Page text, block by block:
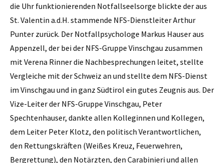
die Uhr funktionierenden Notfallseelsorge blickte der aus
St. Valentin a.d.H. stammende NFS-Dienstleiter Arthur
Punter zurück. Der Notfallpsychologe Markus Hauser aus
Appenzell, der bei der NFS-Gruppe Vinschgau zusammen
mit Verena Rinner die Nachbesprechungen leitet, stellte
Vergleiche mit der Schweiz an und stellte dem NFS-Dienst
im Vinschgau und in ganz Südtirol ein gutes Zeugnis aus. Der
Vize-Leiter der NFS-Gruppe Vinschgau, Peter
Spechtenhauser, dankte allen Kolleginnen und Kollegen,
dem Leiter Peter Klotz, den politisch Verantwortlichen,
den Rettungskräften (Weißes Kreuz, Feuerwehren,
Bergrettung), den Notärzten, den Carabinieri und allen